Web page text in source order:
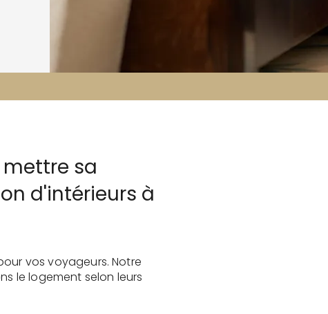
sa
d'intérieurs à
vos voyageurs. Notre
le logement selon leurs